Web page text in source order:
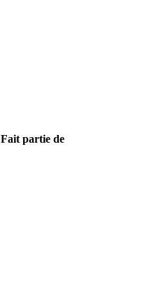
Fait partie de